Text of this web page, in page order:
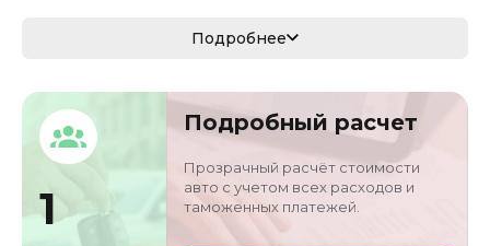
седан
VIN
LSJWT4091RS0742
61
0 л
белый
Состояние
Подробнее
1
Подробный расчет
Прозрачный расчёт стоимости
авто с учетом всех расходов и
таможенных платежей.